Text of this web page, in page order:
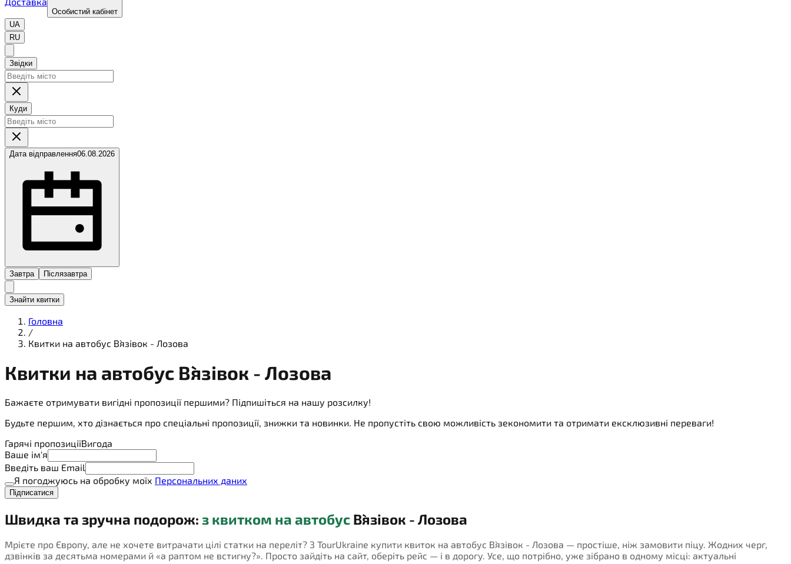
Особистий кабінет
UA
RU
Звідки
Куди
Дата відправлення06.08.2026
Завтра Післязавтра
Знайти квитки
Головна
/
Квитки на автобус В`язівок - Лозова
Квитки на автобус В`язівок - Лозова
Бажаєте отримувати вигідні пропозиції першими? Підпишіться на нашу розсилку!
Будьте першим, хто дізнається про спеціальні пропозиції, знижки та новинки. Не пропустіть свою можливість зекономити та отримати ексклюзивні переваги!
Гарячі пропозиціїВигода
Ваше ім'я
Введіть ваш Email
Я погоджуюсь на обробку моїх Персональних даних
Підписатися
Швидка та зручна подорож: з квитком на автобус В`язівок - Лозова
Мрієте про Європу, але не хочете витрачати цілі статки на переліт? З TourUkraine купити квиток на автобус В`язівок - Лозова — простіше, ніж замовити піцу. Жодних черг,
дзвінків за десятьма номерами й «а раптом не встигну?». Просто зайдіть на сайт, оберіть рейс — і в дорогу. Усе, що потрібно, уже зібрано в одному місці: актуальні